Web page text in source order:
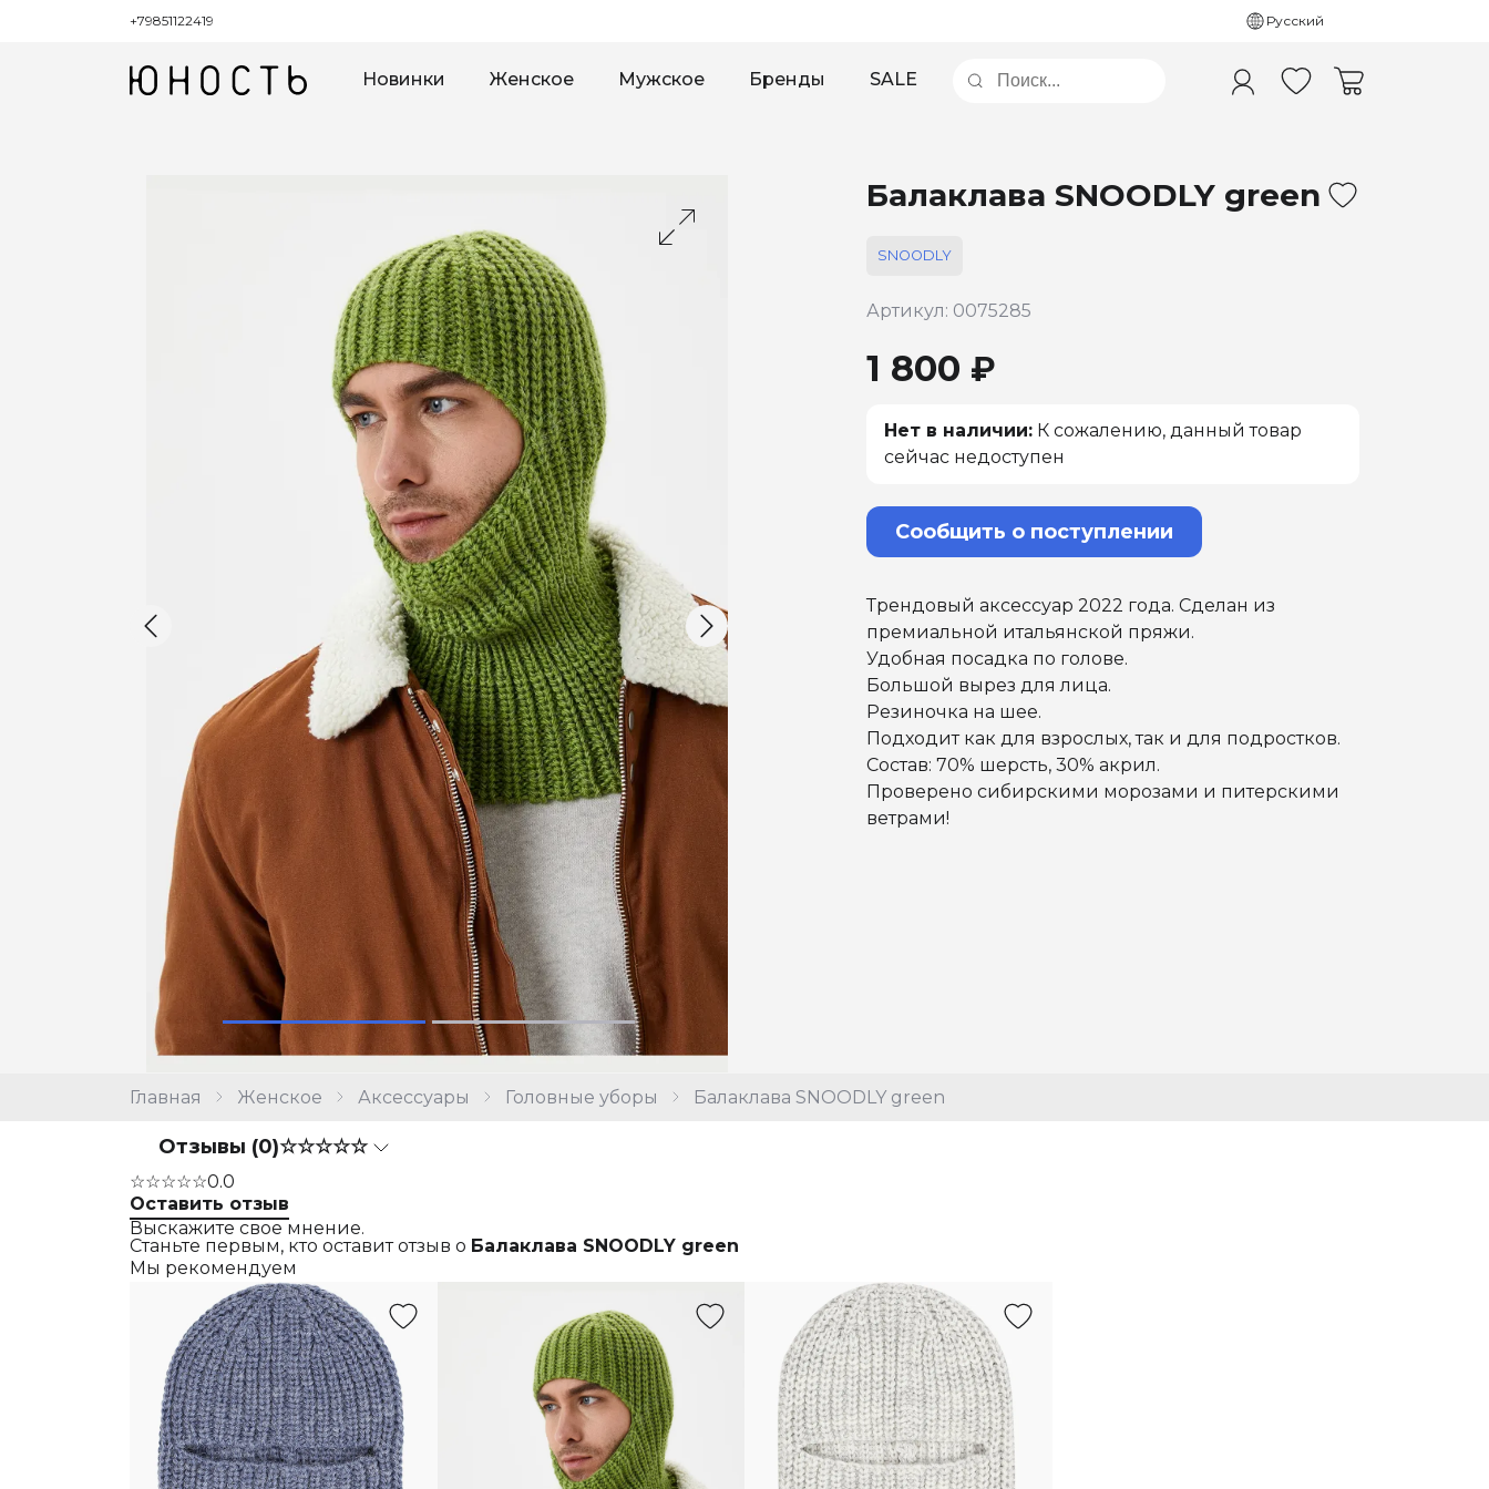
+79851122419 Русский
Новинки Женское Мужское Бренды SALE
Главная Женское Аксессуары Головные уборы Балаклава SNOODLY green
Балаклава SNOODLY green
SNOODLY
Артикул: 0075285
1 800 ₽
Нет в наличии: К сожалению, данный товар
сейчас недоступен
Сообщить о поступлении
Трендовый аксессуар 2022 года. Сделан из
премиальной итальянской пряжи.
Удобная посадка по голове.
Большой вырез для лица.
Резиночка на шее.
Подходит как для взрослых, так и для подростков.
Состав: 70% шерсть, 30% акрил.
Проверено сибирскими морозами и питерскими
ветрами!
Отзывы (0)☆☆☆☆☆
☆☆☆☆☆0.0
Оставить отзыв
Выскажите свое мнение.
Станьте первым, кто оставит отзыв о Балаклава SNOODLY green
Мы рекомендуем